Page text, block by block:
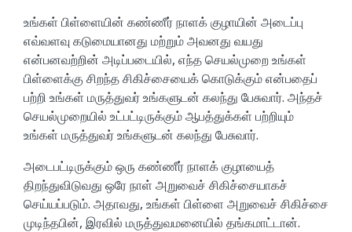
உங்கள் பிள்ளையின் கண்ணீர் நாளக் குழாயின் அடைப்பு
எவ்வளவு கடுமையானது மற்றும் அவனது வயது
என்பனவற்றின் அடிப்படையில், எந்த செயல்முறை உங்கள்
பிள்ளைக்கு சிறந்த சிகிச்சையைக் கொடுக்கும் என்பதைப்
பற்றி உங்கள் மருத்துவர் உங்களுடன் கலந்து பேசுவார். அந்தச்
செயல்முறையில் உட்பட்டிருக்கும் ஆபத்துக்கள் பற்றியும்
உங்கள் மருத்துவர் உங்களுடன் கலந்து பேசுவார்.
அடைபட்டிருக்கும் ஒரு கண்ணீர் நாளக் குழாயைத்
திறந்துவிடுவது ஒரே நாள் அறுவைச் சிகிச்சையாகச்
செய்யப்படும். அதாவது, உங்கள் பிள்ளை அறுவைச் சிகிச்சை
முடிந்தபின், இரவில் மருத்துவமனையில் தங்கமாட்டான்.